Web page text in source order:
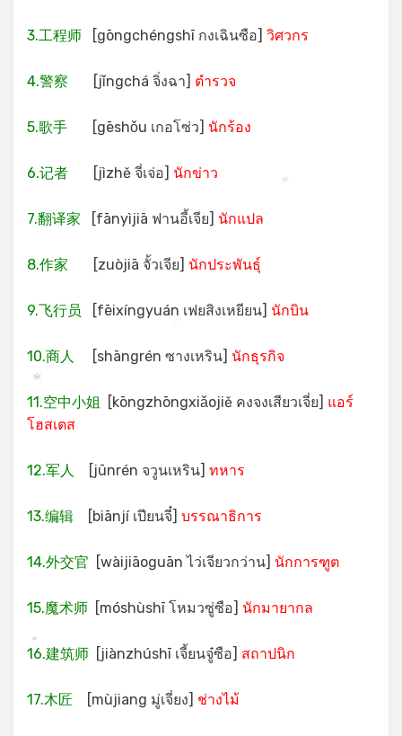
3.工程师 [gōngchéngshī กงเฉินซือ] วิศวกร
4.警察 [jǐngchá จิ่งฉา] ตำรวจ
5.歌手 [gēshǒu เกอโซ่ว] นักร้อง
6.记者 [jìzhě จี่เจ่อ] นักข่าว
7.翻译家 [fānyìjiā ฟานอี้เจีย] นักแปล
8.作家 [zuòjiā จั้วเจีย] นักประพันธุ์
9.飞行员 [fēixíngyuán เฟยสิงเหยียน] นักบิน
10.商人 [shāngrén ซางเหริน] นักธุรกิจ
11.空中小姐 [kōngzhōngxiǎojiě คงจงเสียวเจี่ย] แอร์
โฮสเตส
12.军人 [jūnrén จวูนเหริน] ทหาร
13.编辑 [biānjí เปียนจี๋] บรรณาธิการ
14.外交官 [wàijiāoguān ไว่เจียวกว่าน] นักการฑูต
15.魔术师 [móshùshī โหมวซู่ซือ] นักมายากล
16.建筑师 [jiànzhúshī เจี้ยนจู๋ซือ] สถาปนิก
17.木匠 [mùjiang มู่เจี่ยง] ช่างไม้
*
*